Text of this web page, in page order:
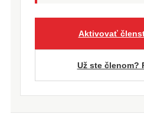
Aktivovať
Už ste členom?